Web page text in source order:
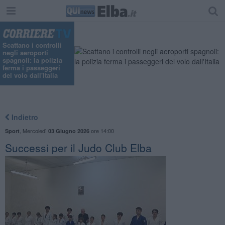
Scattano i controlli
negli aeroporti
spagnoli: la polizia
ferma i passeggeri
del volo dall'Italia
Indietro
Sport Mercoledì 03 Giugno 2026ore 14:00
Successi per il Judo Club Elba